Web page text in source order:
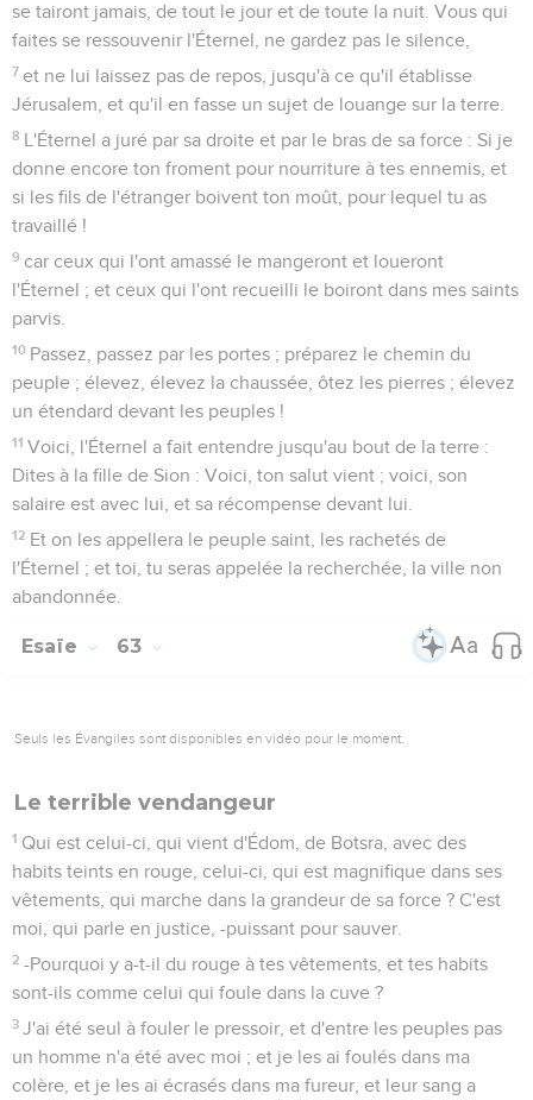
se tairont jamais, de tout le jour et de toute la nuit. Vous qui
faites se ressouvenir l'Éternel, ne gardez pas le silence,
7 et ne lui laissez pas de repos, jusqu'à ce qu'il établisse
Jérusalem, et qu'il en fasse un sujet de louange sur la terre.
8 L'Éternel a juré par sa droite et par le bras de sa force : Si je
donne encore ton froment pour nourriture à tes ennemis, et
si les fils de l'étranger boivent ton moût, pour lequel tu as
travaillé !
9 car ceux qui l'ont amassé le mangeront et loueront
l'Éternel ; et ceux qui l'ont recueilli le boiront dans mes saints
parvis.
10 Passez, passez par les portes ; préparez le chemin du
peuple ; élevez, élevez la chaussée, ôtez les pierres ; élevez
un étendard devant les peuples !
11 Voici, l'Éternel a fait entendre jusqu'au bout de la terre :
Dites à la fille de Sion : Voici, ton salut vient ; voici, son
salaire est avec lui, et sa récompense devant lui.
12 Et on les appellera le peuple saint, les rachetés de
l'Éternel ; et toi, tu seras appelée la recherchée, la ville non
abandonnée.
Esaïe 63
Seuls les Évangiles sont disponibles en vidéo pour le moment.
Le terrible vendangeur
1 Qui est celui-ci, qui vient d'Édom, de Botsra, avec des
habits teints en rouge, celui-ci, qui est magnifique dans ses
vêtements, qui marche dans la grandeur de sa force ? C'est
moi, qui parle en justice, -puissant pour sauver.
2 -Pourquoi y a-t-il du rouge à tes vêtements, et tes habits
sont-ils comme celui qui foule dans la cuve ?
3 J'ai été seul à fouler le pressoir, et d'entre les peuples pas
un homme n'a été avec moi ; et je les ai foulés dans ma
colère, et je les ai écrasés dans ma fureur, et leur sang a